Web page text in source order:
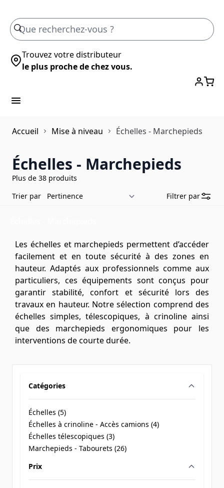
Trouvez votre distributeur
le plus proche de chez vous.
Accueil Mise à niveau Échelles - Marchepieds
Échelles - Marchepieds
Plus de 38 produits
Trier par
Filtrer par
Les échelles et marchepieds permettent d’accéder
facilement et en toute sécurité à des zones en
hauteur. Adaptés aux professionnels comme aux
particuliers, ces équipements sont conçus pour
garantir stabilité, confort et sécurité lors des
travaux en hauteur. Notre sélection comprend des
échelles simples, télescopiques, à crinoline ainsi
que des marchepieds ergonomiques pour les
interventions de courte durée.
Catégories
Échelles (5
products available
)
Échelles à crinoline - Accès camions (4
products available
)
Échelles télescopiques (3
products available
)
Marchepieds - Tabourets (26
products available
)
Prix